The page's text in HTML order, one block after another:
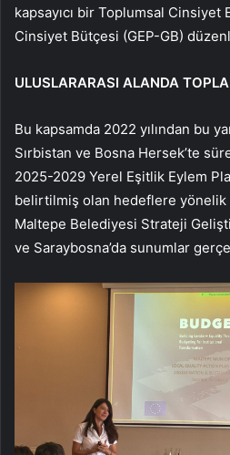
kapsayıcı bir Toplumsal Cinsiyet
Cinsiyet Bütçesi (GEP-GB)
ULUSLARARASI ALANDA
Bu kapsamda 2022 yılından bu
Sırbistan ve Bosna Hersek’te
2025-2029 Yerel Eşitlik Eylem
belirtilmiş olan hedeflere yönelik
Maltepe Belediyesi Strateji
ve Saraybosna’da sunumlar